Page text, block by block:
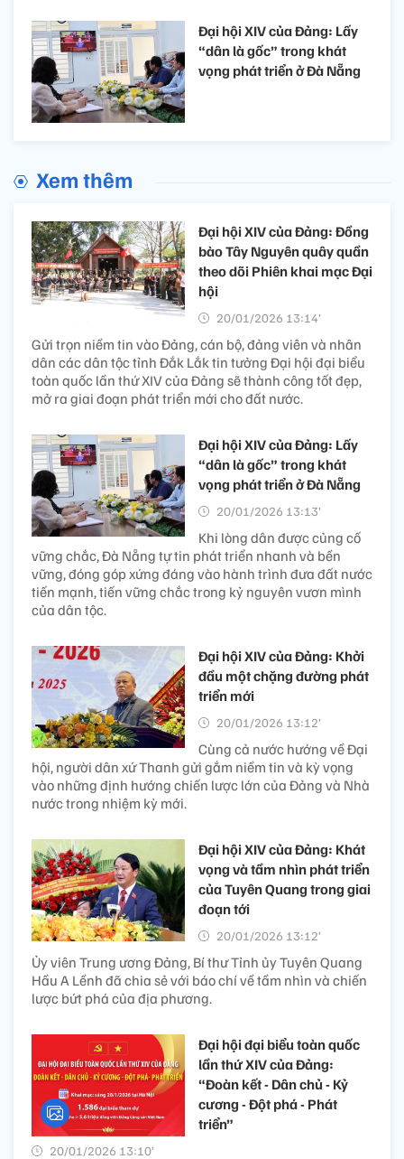
Đại hội XIV của Đảng: Lấy
“dân là gốc” trong khát
vọng phát triển ở Đà Nẵng
Xem thêm
Đại hội XIV của Đảng: Đồng
bào Tây Nguyên quây quần
theo dõi Phiên khai mạc Đại
hội
20/01/2026 13:14’
Gửi trọn niềm tin vào Đảng, cán bộ, đảng viên và nhân
dân các dân tộc tỉnh Đắk Lắk tin tưởng Đại hội đại biểu
toàn quốc lần thứ XIV của Đảng sẽ thành công tốt đẹp,
mở ra giai đoạn phát triển mới cho đất nước.
Đại hội XIV của Đảng: Lấy
“dân là gốc” trong khát
vọng phát triển ở Đà Nẵng
20/01/2026 13:13’
Khi lòng dân được củng cố
vững chắc, Đà Nẵng tự tin phát triển nhanh và bền
vững, đóng góp xứng đáng vào hành trình đưa đất nước
tiến mạnh, tiến vững chắc trong kỷ nguyên vươn mình
của dân tộc.
Đại hội XIV của Đảng: Khởi
đầu một chặng đường phát
triển mới
20/01/2026 13:12’
Cùng cả nước hướng về Đại
hội, người dân xứ Thanh gửi gắm niềm tin và kỳ vọng
vào những định hướng chiến lược lớn của Đảng và Nhà
nước trong nhiệm kỳ mới.
Đại hội XIV của Đảng: Khát
vọng và tầm nhìn phát triển
của Tuyên Quang trong giai
đoạn tới
20/01/2026 13:12’
Ủy viên Trung ương Đảng, Bí thư Tỉnh ủy Tuyên Quang
Hầu A Lềnh đã chia sẻ với báo chí về tầm nhìn và chiến
lược bứt phá của địa phương.
Đại hội đại biểu toàn quốc
lần thứ XIV của Đảng:
“Đoàn kết - Dân chủ - Kỷ
cương - Đột phá - Phát
triển”
20/01/2026 13:10’